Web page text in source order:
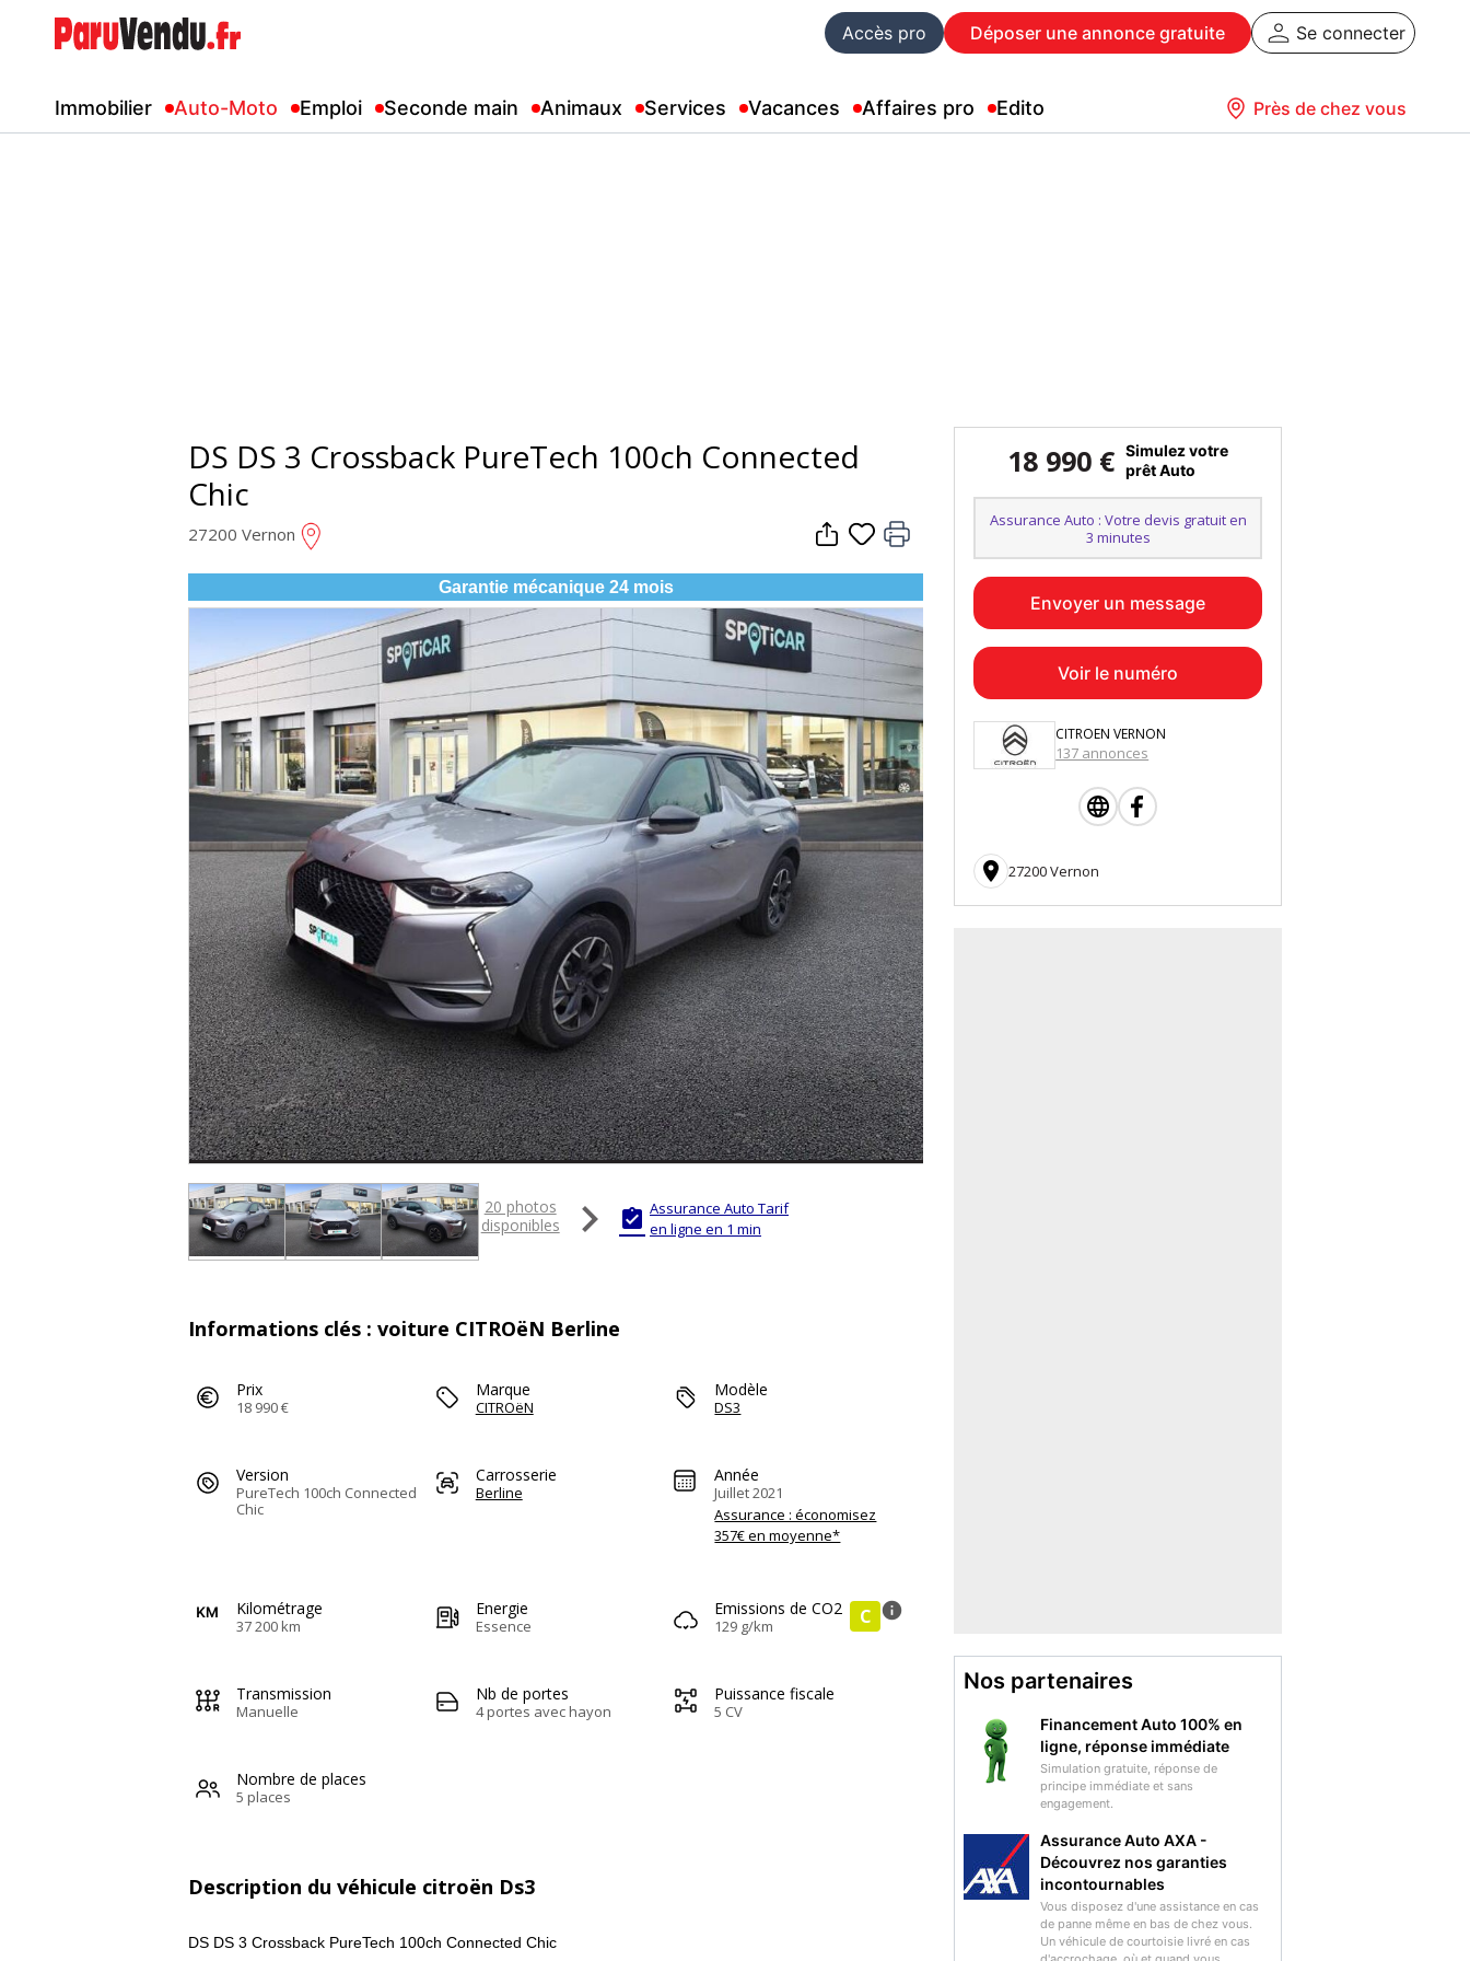
Accès pro Déposer une annonce gratuite Se connecter
Immobilier Auto-Moto Emploi Seconde main Animaux Services Vacances Affaires pro Edito Près de chez vous
DS DS 3 Crossback PureTech 100ch Connected
Chic
27200 Vernon
Garantie mécanique 24 mois
20 photos
disponibles
  Assurance Auto Tarif
en ligne en 1 min
Informations clés : voiture CITROëN Berline
Prix
18 990 €
Marque
CITROëN
Modèle
DS3
Version
PureTech 100ch Connected
Chic
Carrosserie
Berline
Année
Juillet 2021
Assurance : économisez
357€ en moyenne*
Kilométrage
37 200 km
Energie
Essence
Emissions de CO2
129 g/km C info
Transmission
Manuelle
Nb de portes
4 portes avec hayon
Puissance fiscale
5 CV
Nombre de places
5 places
Description du véhicule citroën Ds3
DS DS 3 Crossback PureTech 100ch Connected Chic
18 990 € Simulez votre
prêt Auto
Assurance Auto : Votre devis gratuit en
3 minutes
Envoyer un message
Voir le numéro
CITROEN VERNON
137 annonces
 27200 Vernon
Nos partenaires
Financement Auto 100% en
ligne, réponse immédiate
Simulation gratuite, réponse de
principe immédiate et sans
engagement.
Assurance Auto AXA -
Découvrez nos garanties
incontournables
Vous disposez d'une assistance en cas
de panne même en bas de chez vous.
Un véhicule de courtoisie livré en cas